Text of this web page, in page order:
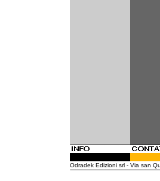
Odradek Edizioni srl - Via san